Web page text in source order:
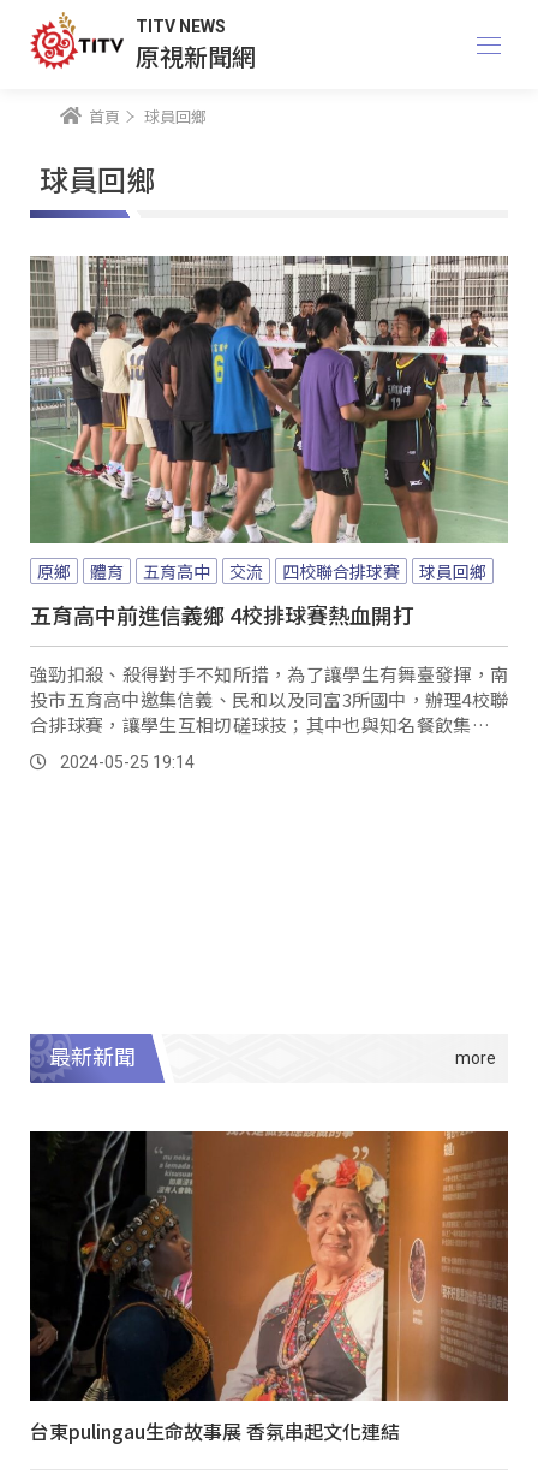
TITV NEWS
原視新聞網
首頁 球員回鄉
球員回鄉
原鄉 體育 五育高中 交流 四校聯合排球賽 球員回鄉
五育高中前進信義鄉 4校排球賽熱血開打
強勁扣殺、殺得對手不知所措，為了讓學生有舞臺發揮，南
投市五育高中邀集信義、民和以及同富3所國中，辦理4校聯
合排球賽，讓學生互相切磋球技；其中也與知名餐飲集團合
作，在競賽之餘享用高級美食。
2024-05-25 19:14
最新新聞
台東pulingau生命故事展 香氛串起文化連結